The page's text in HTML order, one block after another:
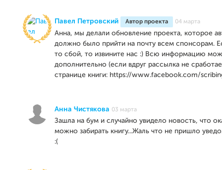
Павел Петровский Автор проекта 04 марта
Анна, мы делали обновление проекта, которое
должно было прийти на почту всем спонсорам.
то сбой, то извините нас :) Всю информацию
дополнительно (если вдруг рассылка не
странице книги: https://www.facebook.com/
Анна Чистякова 03 марта
Зашла на бум и случайно увидело новость, что
можно забирать книгу...Жаль что не пришло
:(